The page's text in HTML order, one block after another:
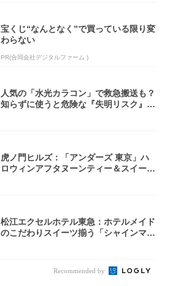
宝くじ“なんとなく”で買っている限り変
わらない
PR(合同会社デジタルファーム )
人気の「水光カラコン」で救急搬送も？
知らずに使うと危険な『失明リスク』と
虎ノ門ヒルズ：「アンダーズ 東京」ハ
ロウィンアフタヌーンティー＆スイーツ
松江エクセルホテル東急：ホテルメイド
のこだわりスイーツ揃う「シャインマス
Recommended by